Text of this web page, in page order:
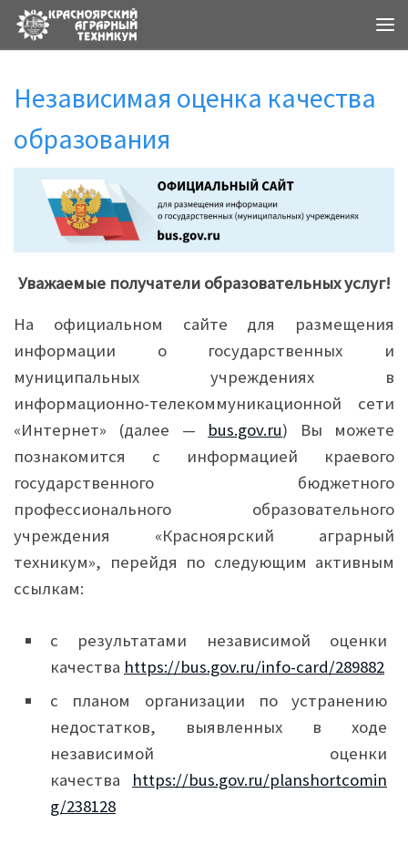
Независимая оценка качества
образования
Уважаемые получатели образовательных услуг!
На официальном сайте для размещения
информации о государственных и
муниципальных учреждениях в
информационно-телекоммуникационной сети
«Интернет» (далее — bus.gov.ru) Вы можете
познакомится с информацией краевого
государственного бюджетного
профессионального образовательного
учреждения «Красноярский аграрный
техникум», перейдя по следующим активным
ссылкам:
с результатами независимой оценки
качества https://bus.gov.ru/info-card/289882
с планом организации по устранению
недостатков, выявленных в ходе
независимой оценки
качества https://bus.gov.ru/planshortcomin
g/238128